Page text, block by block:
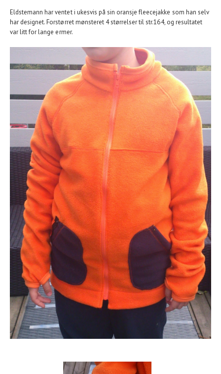
Eldstemann har ventet i ukesvis på sin oransje fleecejakke som han selv
har designet. Forstørret mønsteret 4 størrelser til str.164, og resultatet
var litt for lange ermer.